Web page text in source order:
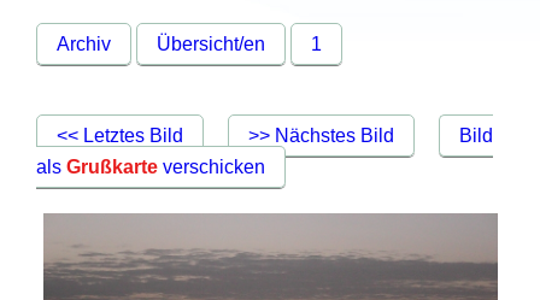
Archiv Übersicht/en 1
<< Letztes Bild >> Nächstes Bild
Bild
alsGrußkarte verschicken